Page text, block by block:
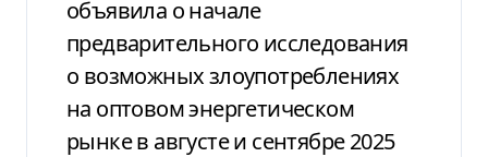
объявила о начале
предварительного исследования
о возможных злоупотреблениях
на оптовом энергетическом
рынке в августе и сентябре 2025